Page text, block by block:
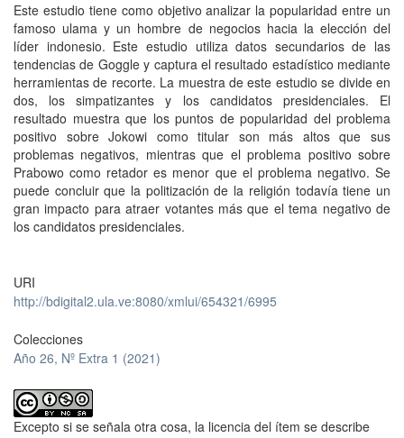
Este estudio tiene como objetivo analizar la popularidad entre un
famoso ulama y un hombre de negocios hacia la elección del
líder indonesio. Este estudio utiliza datos secundarios de las
tendencias de Goggle y captura el resultado estadístico mediante
herramientas de recorte. La muestra de este estudio se divide en
dos, los simpatizantes y los candidatos presidenciales. El
resultado muestra que los puntos de popularidad del problema
positivo sobre Jokowi como titular son más altos que sus
problemas negativos, mientras que el problema positivo sobre
Prabowo como retador es menor que el problema negativo. Se
puede concluir que la politización de la religión todavía tiene un
gran impacto para atraer votantes más que el tema negativo de
los candidatos presidenciales.
URI
http://bdigital2.ula.ve:8080/xmlui/654321/6995
Colecciones
Año 26, Nº Extra 1 (2021)
Excepto si se señala otra cosa, la licencia del ítem se describe